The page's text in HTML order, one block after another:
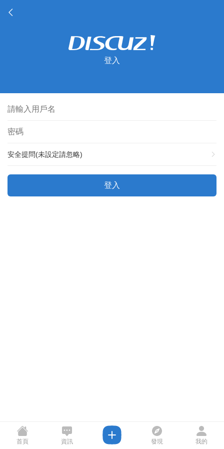
登入
安全提問(未設定請忽略)
登入
首頁 資訊 發現 我的